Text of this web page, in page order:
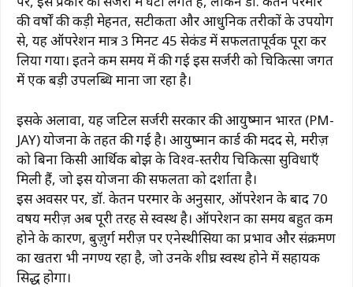
की वर्षों की कड़ी मेहनत, सटीकता और आधुनिक तरीकों के उपयोग
से, यह ऑपरेशन मात्र 3 मिनट 45 सेकंड में सफलतापूर्वक पूरा कर
लिया गया। इतने कम समय में की गई इस सर्जरी को चिकित्सा जगत
में एक बड़ी उपलब्धि माना जा रहा है।
इसके अलावा, यह जटिल सर्जरी सरकार की आयुष्मान भारत (PM-
JAY) योजना के तहत की गई है। आयुष्मान कार्ड की मदद से, मरीज़
को बिना किसी आर्थिक बोझ के विश्व-स्तरीय चिकित्सा सुविधाएँ
मिली हैं, जो इस योजना की सफलता को दर्शाता है।
इस अवसर पर, डॉ. केतन परमार के अनुसार, ऑपरेशन के बाद 70
वर्षीय मरीज़ अब पूरी तरह से स्वस्थ है। ऑपरेशन का समय बहुत कम
होने के कारण, बुज़ुर्ग मरीज़ पर एनेस्थीसिया का प्रभाव और संक्रमण
का खतरा भी नगण्य रहा है, जो उनके शीघ्र स्वस्थ होने में सहायक
सिद्ध होगा।